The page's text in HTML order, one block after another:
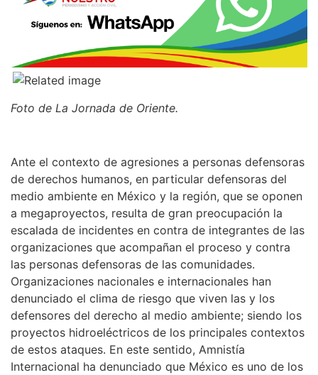
Foto de La Jornada de Oriente.
Ante el contexto de agresiones a personas defensoras
de derechos humanos, en particular defensoras del
medio ambiente en México y la región, que se oponen
a megaproyectos, resulta de gran preocupación la
escalada de incidentes en contra de integrantes de las
organizaciones que acompañan el proceso y contra
las personas defensoras de las comunidades.
Organizaciones nacionales e internacionales han
denunciado el clima de riesgo que viven las y los
defensores del derecho al medio ambiente; siendo los
proyectos hidroeléctricos de los principales contextos
de estos ataques. En este sentido, Amnistía
Internacional ha denunciado que México es uno de los